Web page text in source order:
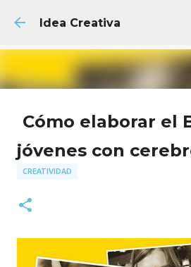
Ir al contenido
Idea Creativa
Cómo elaborar el
Creativo Perfecto
GRATIS
jóvenes con
CREATIVIDAD